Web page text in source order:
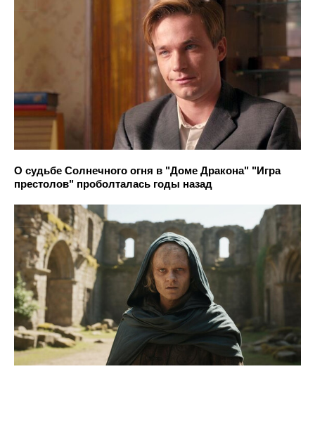
О судьбе Солнечного огня в "Доме Дракона" "Игра
престолов" проболталась годы назад